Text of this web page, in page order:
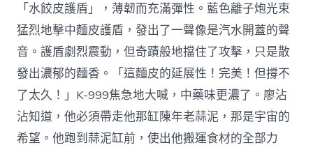
「水餃皮護盾」，薄韌而充滿彈性。藍色離子炮光束
猛烈地擊中麵皮護盾，發出了一聲像是汽水開蓋的聲
音。護盾劇烈震動，但奇蹟般地擋住了攻擊，只是散
發出濃郁的麵香。「這麵皮的延展性！完美！但撐不
了太久！」K-999焦急地大喊，中藥味更濃了。廖沾
沾知道，他必須帶走他那缸陳年老蒜泥，那是宇宙的
希望。他跑到蒜泥缸前，使出他搬運食材的全部力